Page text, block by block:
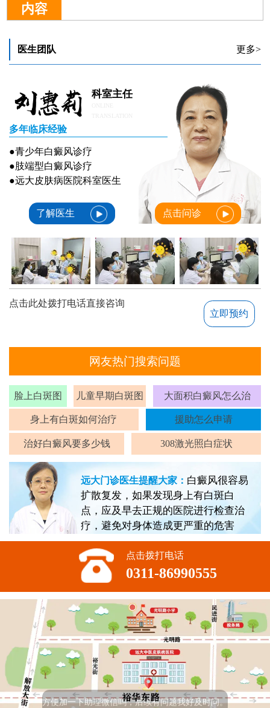
内容
医生团队 更多>
科室主任
多年临床经验
●青少年白癜风诊疗
●肢端型白癜风诊疗
●远大皮肤病医院科室医生
了解医生 点击问诊
点击此处拨打电话直接咨询
立即预约
网友热门搜索问题
脸上白斑图 儿童早期白斑图 大面积白癜风怎么治
身上有白斑如何治疗 援助怎么申请
治好白癜风要多少钱 308激光照白症状
远大门诊医生提醒大家： 白癜风很容易
扩散复发，如果发现身上有白斑白
点，应及早去正规的医院进行检查治
疗，避免对身体造成更严重的危害
点击拨打电话
0311-86990555